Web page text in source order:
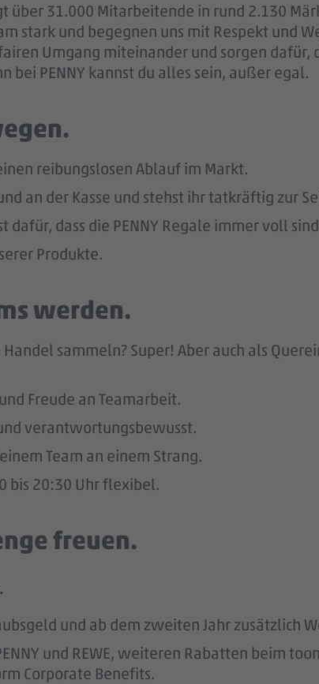
über 31.000 Mitarbeitende in rund 2.130
stark und begegnen uns mit Respekt und
Umgang miteinander und sorgen dafür,
bei PENNY kannst du alles sein, außer egal.
reibungslosen Ablauf im Markt.
an der Kasse und stehst ihr tatkräftig zur
dass die PENNY Regale immer voll
Produkte.
werden.
sammeln? Super! Aber auch als
Freude an Teamarbeit.
verantwortungsbewusst.
Team an einem Strang.
bis 20:30 Uhr flexibel.
freuen.
und ab dem zweiten Jahr zusätzlich
und REWE, weiteren Rabatten beim
Corporate Benefits.